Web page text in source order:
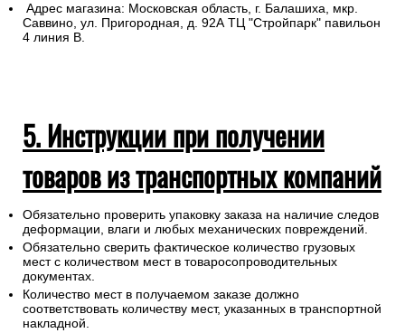
Адрес магазина: Московская область, г. Балашиха, мкр.
Саввино, ул. Пригородная, д. 92А ТЦ "Стройпарк" павильон
4 линия В.
5. Инструкции при получении
товаров из транспортных компаний
Обязательно проверить упаковку заказа на наличие следов
деформации, влаги и любых механических повреждений.
Обязательно сверить фактическое количество грузовых
мест с количеством мест в товаросопроводительных
документах.
Количество мест в получаемом заказе должно
соответствовать количеству мест, указанных в транспортной
накладной.